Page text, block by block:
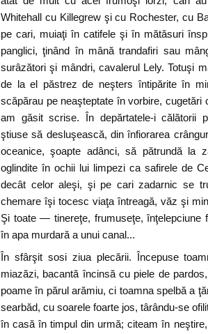
Whitehall cu Killegrew şi cu Rochester, cu
pe cari, muiaţi în catifele şi în mătăsuri
panglici, ţinând în mână trandafiri sau
surâzători şi mândri, cavalerul Lely. Totuşi
de la el păstrez de neşters întipărite în
scăpărau pe neaşteptate în vorbire,
am găsit scrise. În depărtatele-i călătorii
ştiuse să desluşească, din înfiorarea
oceanice, şoapte adânci, să pătrundă la
oglindite în ochii lui limpezi ca safirele de
decât celor aleşi, şi pe cari zadarnic se
chemare îşi tocesc viaţa întreagă, văz şi
Şi toate — tinereţe, frumuseţe, înţelepciune
în apa murdară a unui canal...
În sfârşit sosi ziua plecării. Începuse
miazăzi, bacantă încinsă cu piele de
poame în părul arămiu, ci toamna spelbă a
searbăd, cu soarele foarte jos, târându-se
în casă în timpul din urmă; citeam în